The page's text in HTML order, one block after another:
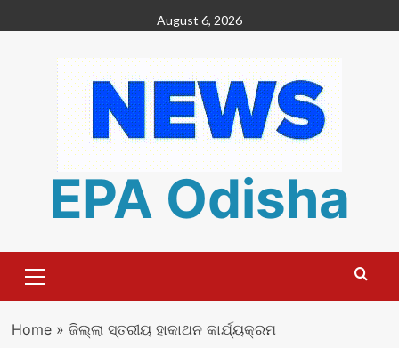
to
August 6, 2026
EPA Odisha
Menu
Home» ଜିଲ୍ଲା ସ୍ତରୀୟ ହାକାଥନ କାର୍ଯ୍ୟକ୍ରମ